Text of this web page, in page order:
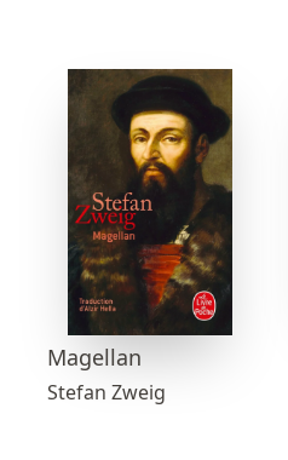
Magellan
Stefan Zweig